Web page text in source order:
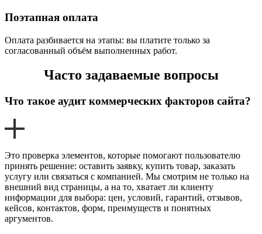
Поэтапная оплата
Оплата разбивается на этапы: вы платите только за
согласованный объём выполненных работ.
Часто задаваемые вопросы
Что такое аудит коммерческих факторов сайта?
Это проверка элементов, которые помогают пользователю
принять решение: оставить заявку, купить товар, заказать
услугу или связаться с компанией. Мы смотрим не только на
внешний вид страницы, а на то, хватает ли клиенту
информации для выбора: цен, условий, гарантий, отзывов,
кейсов, контактов, форм, преимуществ и понятных
аргументов.